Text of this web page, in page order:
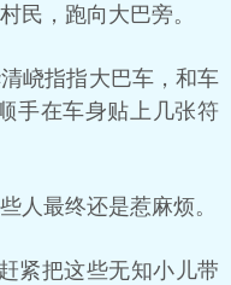
民，跑向大巴旁。
峣指指大巴车，和车
手在车身贴上几张符
人最终还是惹麻烦。
紧把这些无知小儿带